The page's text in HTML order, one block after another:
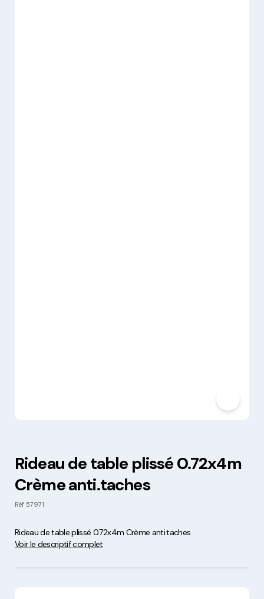
Rideau de table plissé 0.72x4m
Crème anti.taches
Réf 57971
Rideau de table plissé 0.72x4m Crème anti.taches
Voir le descriptif complet